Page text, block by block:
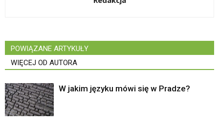
POWIĄZANE ARTYKUŁY
WIĘCEJ OD AUTORA
W jakim języku mówi się w Pradze?